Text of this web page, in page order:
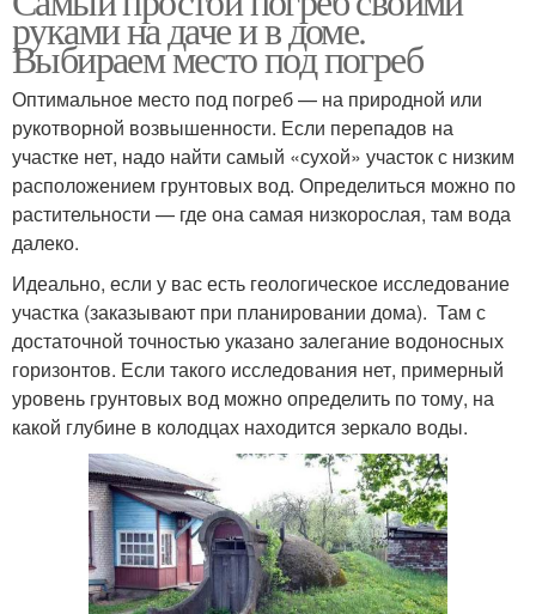
руками на даче и в доме.
Выбираем место под погреб
Оптимальное место под погреб — на природной или
рукотворной возвышенности. Если перепадов на
участке нет, надо найти самый «сухой» участок с низким
расположением грунтовых вод. Определиться можно по
растительности — где она самая низкорослая, там вода
далеко.
Идеально, если у вас есть геологическое исследование
участка (заказывают при планировании дома). Там с
достаточной точностью указано залегание водоносных
горизонтов. Если такого исследования нет, примерный
уровень грунтовых вод можно определить по тому, на
какой глубине в колодцах находится зеркало воды.